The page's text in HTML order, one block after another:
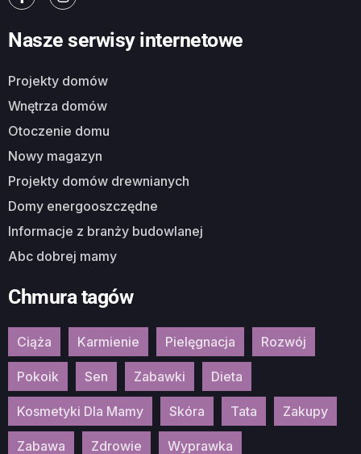
Nasze serwisy internetowe
Projekty domów
Wnętrza domów
Otoczenie domu
Nowy magazyn
Projekty domów drewnianych
Domy energooszczędne
Informacje z branży budowlanej
Abc dobrej mamy
Chmura tagów
Ciąża Karmienie Pielęgnacja Rozwój
Pokoik Sen Zabawki Dieta
Kosmetyki Dla Mamy Skóra Tata Zakupy
Zabawa Zdrowie Wyprawka